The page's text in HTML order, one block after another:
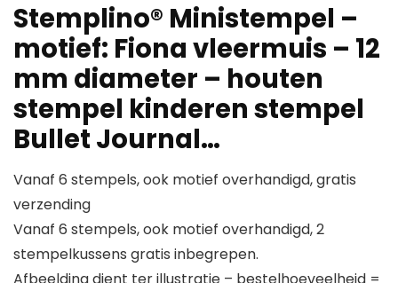
Stemplino® Ministempel –
motief: Fiona vleermuis – 12
mm diameter – houten
stempel kinderen stempel
Bullet Journal…
Vanaf 6 stempels, ook motief overhandigd, gratis
verzending
Vanaf 6 stempels, ook motief overhandigd, 2
stempelkussens gratis inbegrepen.